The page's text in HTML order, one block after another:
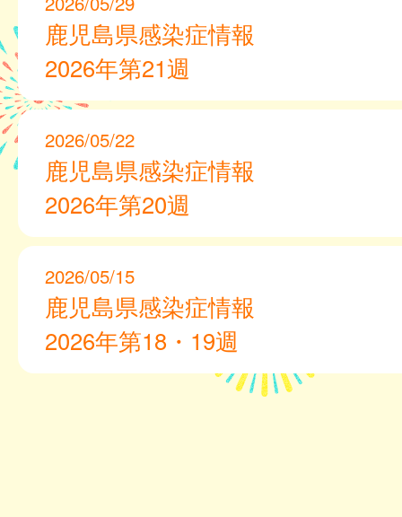
鹿児島県感染症情報
2026年第21週
2026/05/22
鹿児島県感染症情報
2026年第20週
2026/05/15
鹿児島県感染症情報
2026年第18・19週